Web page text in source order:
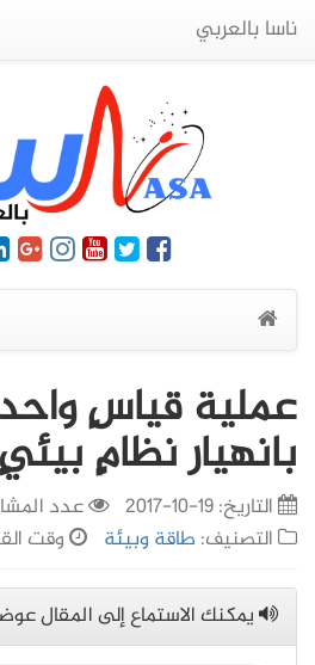
ناسا بالعربي
عملية قياسٍ
بانهيار نظامٍ
التاريخ:19-10-2017
عدد
التصنيف: طاقة وبيئة وقت القراءة: 2
يمكنك الاستماع إلى المقال